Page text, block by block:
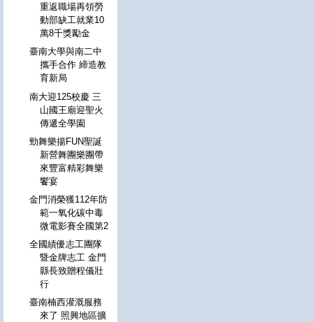
重返職場再領勞
動部缺工就業10
萬8千獎勵金
臺南大學與南二中
攜手合作 締造教
育新局
南大迎125校慶 三
山國王廟迎聖火
傳遞全學園
勁舞樂揚FUN聖誕
新營舞團樂團帶
來豐富精彩舞樂
饗宴
金門消榮獲112年防
範一氧化碳中毒
微電影賽全國第2
全國績優志工團隊
暨金牌志工 金門
縣長致贈程儀壯
行
臺南楠西灌溉服務
來了 照興地區擴